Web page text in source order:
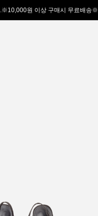
.※10,000원 이상 구매시 무료배송※